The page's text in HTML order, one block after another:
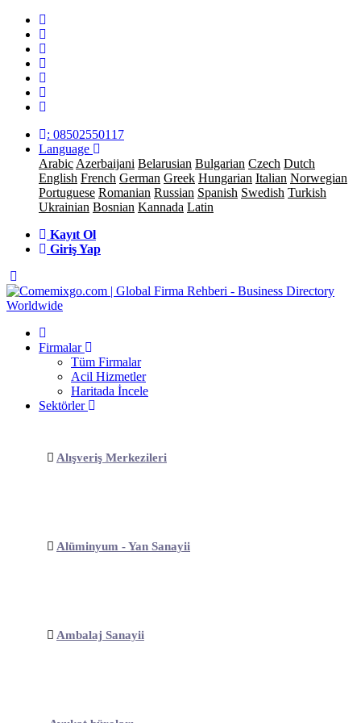
: 08502550117
Language
Arabic Azerbaijani Belarusian Bulgarian Czech Dutch
English French German Greek Hungarian Italian Norwegian
Portuguese Romanian Russian Spanish Swedish Turkish
Ukrainian Bosnian Kannada Latin
Kayıt Ol
Giriş Yap
Firmalar
Tüm Firmalar
Acil Hizmetler
Haritada İncele
Sektörler
Alışveriş Merkezileri
Alüminyum - Yan Sanayii
Ambalaj Sanayii